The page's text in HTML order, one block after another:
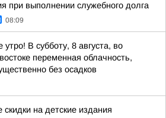
при выполнении служебного долга
08:09
утро! В субботу, 8 августа, во
переменная облачность,
без осадков
скидки на детские издания